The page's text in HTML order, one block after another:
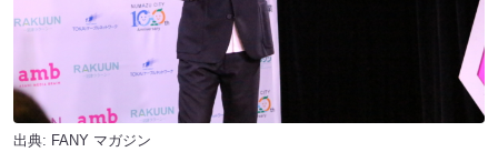
出典: FANY マガジン